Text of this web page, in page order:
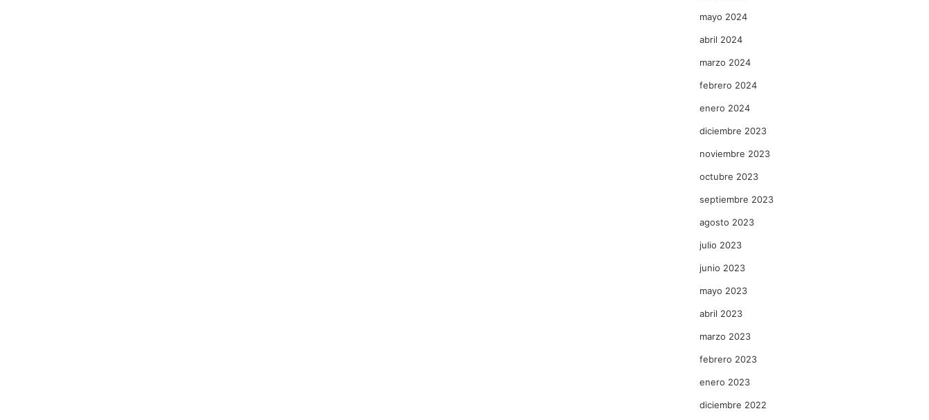
mayo 2024
abril 2024
marzo 2024
febrero 2024
enero 2024
diciembre 2023
noviembre 2023
octubre 2023
septiembre 2023
agosto 2023
julio 2023
junio 2023
mayo 2023
abril 2023
marzo 2023
febrero 2023
enero 2023
diciembre 2022